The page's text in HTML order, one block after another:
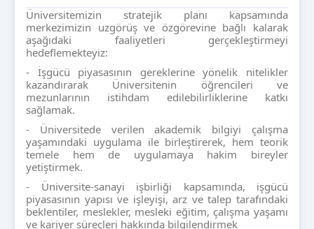
Üniversitemizin stratejik planı kapsamında
merkezimizin uzgörüş ve özgörevine bağlı kalarak
aşağıdaki faaliyetleri gerçekleştirmeyi
hedeflemekteyiz:
- İşgücü piyasasının gereklerine yönelik nitelikler
kazandırarak Üniversitenin öğrencileri ve
mezunlarının istihdam edilebilirliklerine katkı
sağlamak.
- Üniversitede verilen akademik bilgiyi çalışma
yaşamındaki uygulama ile birleştirerek, hem teorik
temele hem de uygulamaya hakim bireyler
yetiştirmek.
- Üniversite-sanayi işbirliği kapsamında, işgücü
piyasasının yapısı ve işleyişi, arz ve talep tarafındaki
beklentiler, meslekler, mesleki eğitim, çalışma yaşamı
ve kariyer süreçleri hakkında bilgilendirmek